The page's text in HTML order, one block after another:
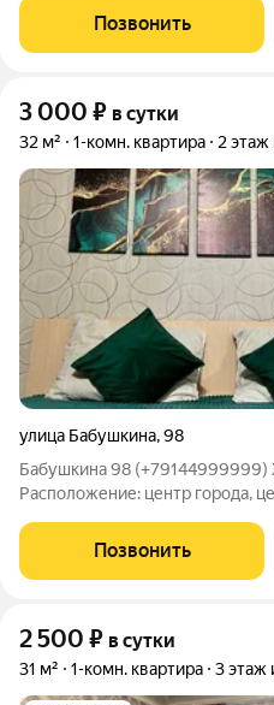
Вместимость: до 2 (+2)
Бытовая техника: есть
Позвонить
3 000 ₽ в сутки
32 м² 1-комн. квартира 2 этаж
улица Бабушкина,98
Бабушкина 98 (+79144999999)
Расположение: центр города,
Вместимость: до 2 (+2)
Бытовая техника: есть
Позвонить
2 500 ₽ в сутки
31 м² 1-комн. квартира 3 этаж